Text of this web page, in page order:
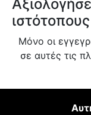
ιστότοπους
Μόνο οι
σε αυτές τις